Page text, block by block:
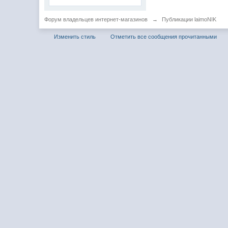
Форум владельцев интернет-магазинов → Публикации laimoNIK
Изменить стиль Отметить все сообщения прочитанными